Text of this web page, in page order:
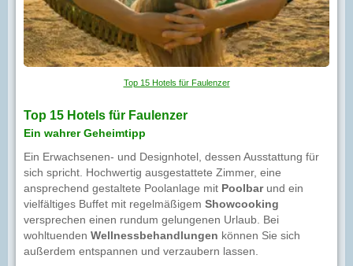
Top 15 Hotels für Faulenzer
Top 15 Hotels für Faulenzer
Ein wahrer Geheimtipp
Ein Erwachsenen- und Designhotel, dessen Ausstattung für
sich spricht. Hochwertig ausgestattete Zimmer, eine
ansprechend gestaltete Poolanlage mit Poolbarund ein
vielfältiges Buffet mit regelmäßigem Showcooking
versprechen einen rundum gelungenen Urlaub. Bei
wohltuenden Wellnessbehandlungen können Sie sich
außerdem entspannen und verzaubern lassen.